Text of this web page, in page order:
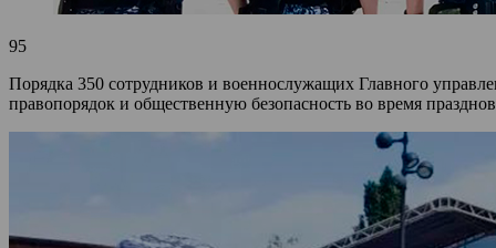
95
Порядка 350 сотрудников и военнослужащих Главного
правопорядок и общественную безопасность во время